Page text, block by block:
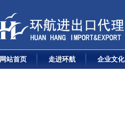
网站首页 走进环航 企业文化